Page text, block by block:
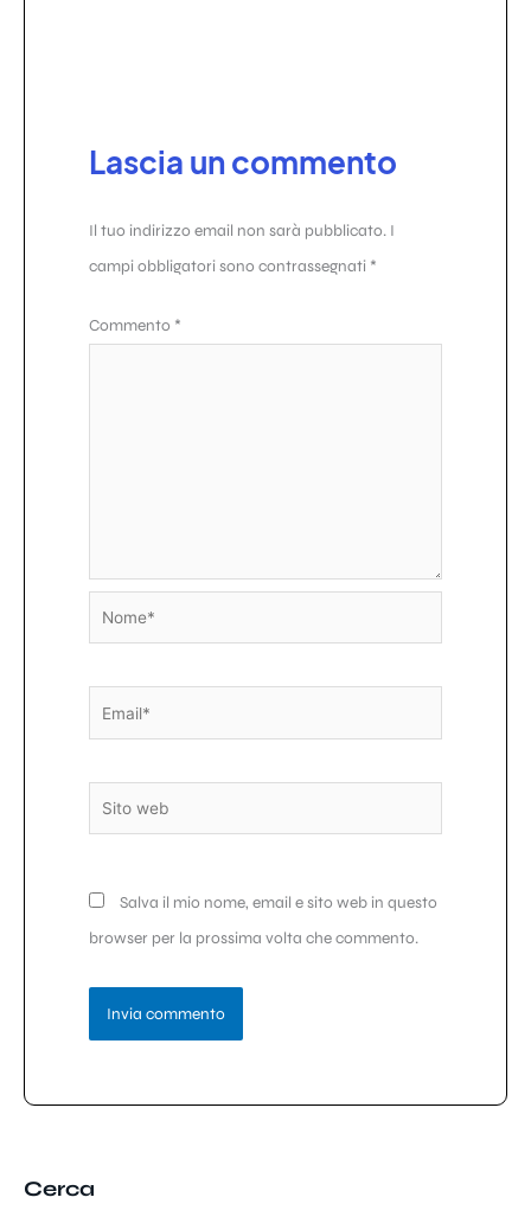
Lascia un commento
Il tuo indirizzo email non sarà pubblicato. I
campi obbligatori sono contrassegnati *
Commento *
Nome*
Sito
web
Salva il mio nome, email e sito web in questo
browser per la prossima volta che commento.
Cerca